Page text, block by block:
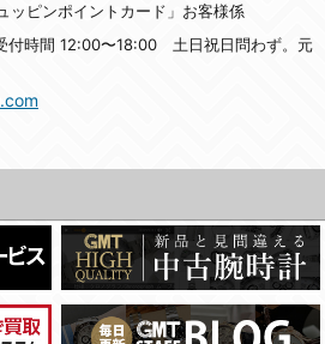
ッピンポイントカード」お客様係
時間 12:00〜18:00 土日祝日問わず。元